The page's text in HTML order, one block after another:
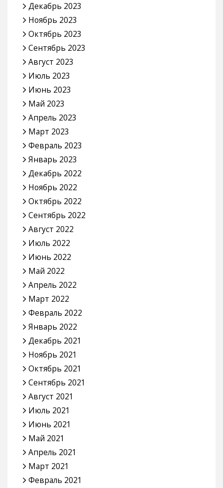
Декабрь 2023
Ноябрь 2023
Октябрь 2023
Сентябрь 2023
Август 2023
Июль 2023
Июнь 2023
Май 2023
Апрель 2023
Март 2023
Февраль 2023
Январь 2023
Декабрь 2022
Ноябрь 2022
Октябрь 2022
Сентябрь 2022
Август 2022
Июль 2022
Июнь 2022
Май 2022
Апрель 2022
Март 2022
Февраль 2022
Январь 2022
Декабрь 2021
Ноябрь 2021
Октябрь 2021
Сентябрь 2021
Август 2021
Июль 2021
Июнь 2021
Май 2021
Апрель 2021
Март 2021
Февраль 2021